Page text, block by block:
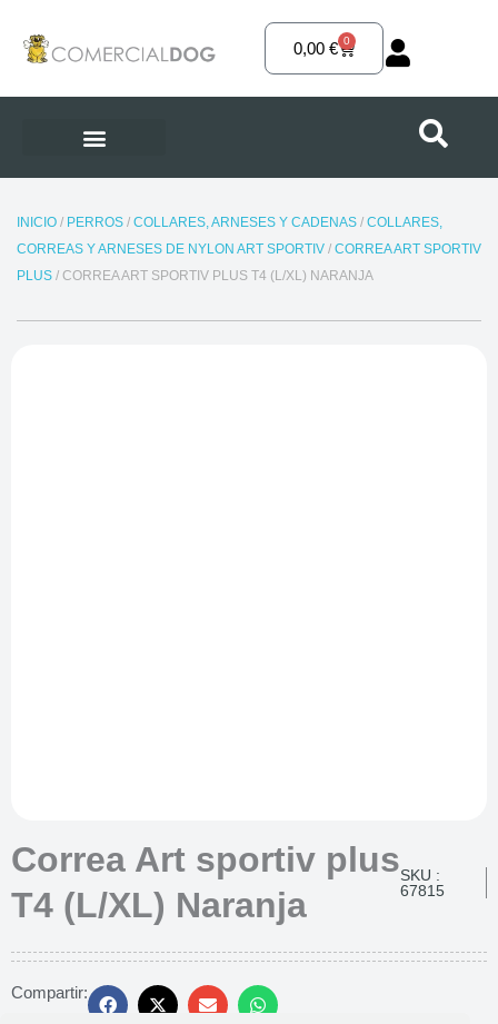
contenido
0,00€ 0
Carrito
INICIO/ PERROS/ COLLARES, ARNESES Y CADENAS/ COLLARES,
CORREAS Y ARNESES DE NYLON ART SPORTIV/ CORREA ART SPORTIV
PLUS/ CORREA ART SPORTIV PLUS T4 (L/XL) NARANJA
Correa Art sportiv plus
T4 (L/XL) Naranja
SKU :
67815
Compartir: